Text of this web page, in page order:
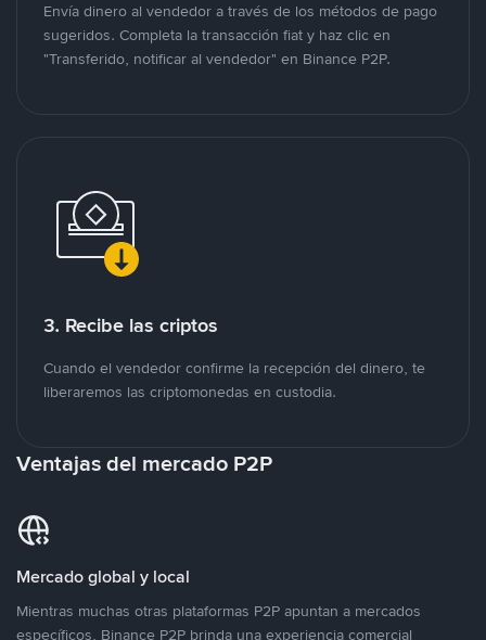
Envía dinero al vendedor a través de los métodos de pago
sugeridos. Completa la transacción fiat y haz clic en
"Transferido, notificar al vendedor" en Binance P2P.
3. Recibe las criptos
Cuando el vendedor confirme la recepción del dinero, te
liberaremos las criptomonedas en custodia.
Ventajas del mercado P2P
Mercado global y local
Mientras muchas otras plataformas P2P apuntan a mercados
específicos, Binance P2P brinda una experiencia comercial